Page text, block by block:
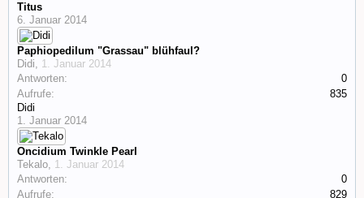
Titus
6. Januar 2014
Paphiopedilum "Grassau" blühfaul?
Didi, 1. Januar 2014
Antworten:
0
Aufrufe:
835
Didi
1. Januar 2014
Oncidium Twinkle Pearl
Tekalo, 1. Januar 2014
Antworten:
0
Aufrufe:
829